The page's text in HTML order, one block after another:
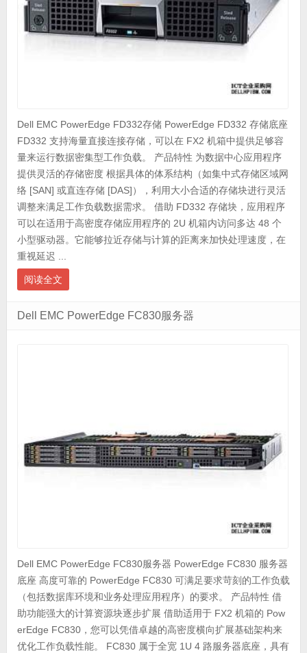
Dell EMC PowerEdge FD332存储 PowerEdge FD332 存储底座
FD332 支持海量直接连接存储，可以在 FX2 机箱中提供足够容
量来运行数据密集型工作负载。 产品特性 为数据中心应用程序
提供灵活的存储密度 根据具体的体系结构（如集中式存储区域网
络 [SAN] 或直连存储 [DAS]），利用大小合适的存储块进行灵活
调整来满足工作负载数据需求。 借助 FD332 存储块，应用程序
可以在适用于高密度存储应用程序的 2U 机箱内访问多达 48 个
小型驱动器。它能够拉近存储与计算的距离来加快处理速度，在
重视延迟 ...
阅读全文
Dell EMC PowerEdge FC830服务器
Dell EMC PowerEdge FC830服务器 PowerEdge FC830 服务器
底座 高度可靠的 PowerEdge FC830 可满足要求苛刻的工作负载
（包括数据库环境和业务处理应用程序）的要求。 产品特性 借
助功能强大的计算资源块逐步扩展 借助适用于 FX2 机箱的 Pow
erEdge FC830，您可以凭借卓越的高密度横向扩展基础架构来
优化工作负载性能。 FC830 属于全宽 1U 4 路服务器底座，具有